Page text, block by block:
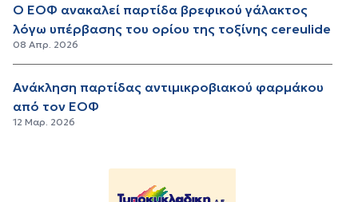
Ο ΕΟΦ ανακαλεί παρτίδα βρεφικού γάλακτος
λόγω υπέρβασης του ορίου της τοξίνης cereulide
08 Απρ. 2026
Ανάκληση παρτίδας αντιμικροβιακού φαρμάκου
από τον ΕΟΦ
12 Μαρ. 2026